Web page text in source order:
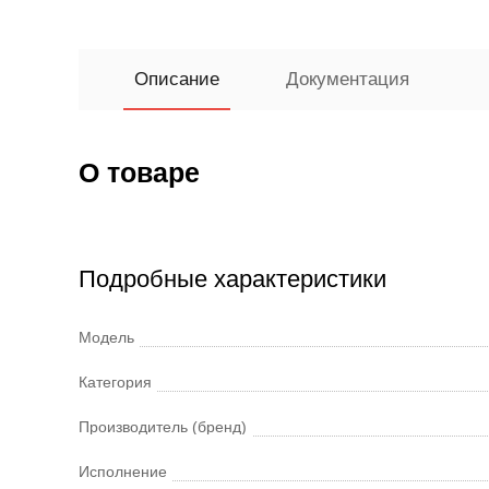
Описание Документация
О товаре
Подробные характеристики
Модель
Категория
Производитель (бренд)
Исполнение